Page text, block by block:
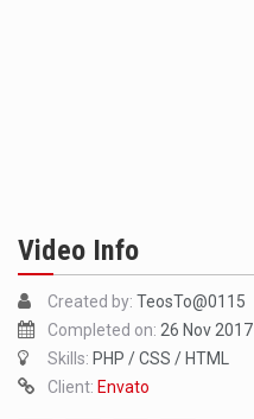
Video Info
Created by: TeosTo@0115
Completed on: 26 Nov 2017
Skills: PHP / CSS / HTML
Client: Envato